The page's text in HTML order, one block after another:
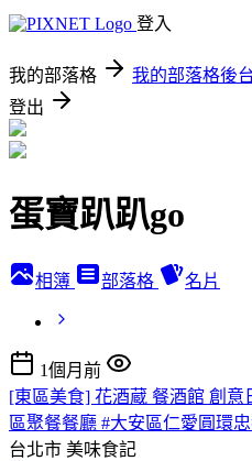
登入
我的部落格 我的部落格後
登出
蛋寶趴趴go
相簿 部落格 名片
1個月前
[東區美食] 花酒蔵 餐酒館 創意
區聚餐餐廳 #大安區仁愛圓環
台北市 美味食記